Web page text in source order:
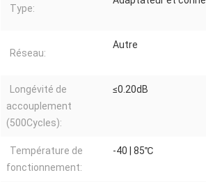
Type:
Réseau:
Autre
Longévité de
accouplement
(500Cycles):
≤0.20dB
Température de
fonctionnement:
-40 | 85℃